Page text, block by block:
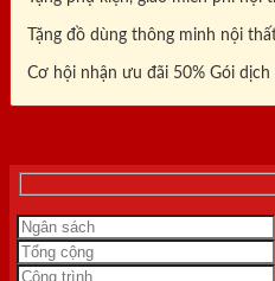
Tặng đồ dùng thông minh nội
Cơ hội nhận ưu đãi 50% Gói